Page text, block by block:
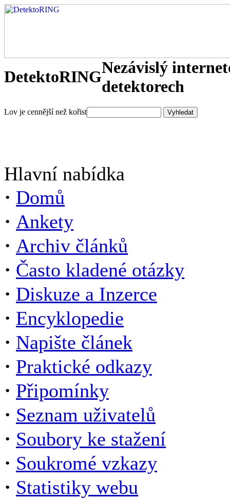
DetektoRINGNezávislý
detektorech
Lov je cennější než kořist
Hlavní nabídka
· Domů
· Ankety
· Archiv článků
· Často kladené otázky
· Diskuze a Inzerce
· Encyklopedie
· Napište článek
· Praktické odkazy
· Připomínky
· Seznam uživatelů
· Soubory ke stažení
· Soukromé vzkazy
· Statistiky webu